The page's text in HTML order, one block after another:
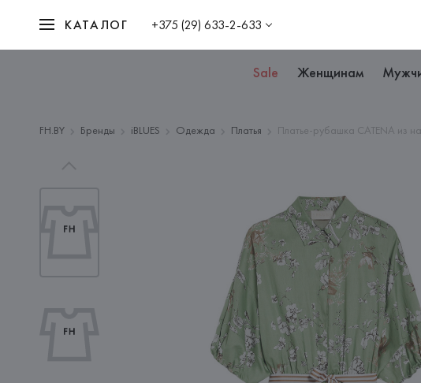
КАТАЛОГ +375 (29) 633-2-633
Sale Женщинам
FH.BY Бренды iBLUES Одежда Платья Платье-рубашка CATENA из